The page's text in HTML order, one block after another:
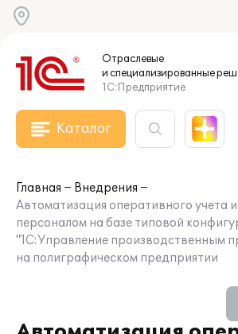
Отраслевые
и специализированные
1С:Предприятие
Каталог
Главная
Внедрения
Автоматизация оперативного учета
персоналом на базе типовой
"1С:Управление производственным
на полиграфическом предприятии